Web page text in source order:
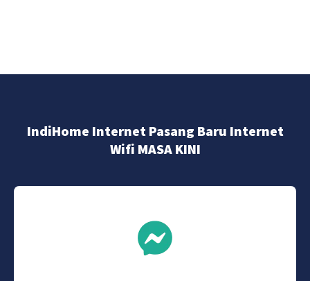
IndiHome Internet Pasang Baru Internet
Wifi MASA KINI